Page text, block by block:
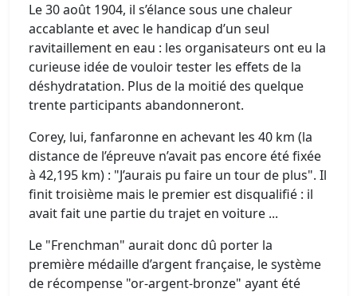
Le 30 août 1904, il s’élance sous une chaleur
accablante et avec le handicap d’un seul
ravitaillement en eau : les organisateurs ont eu la
curieuse idée de vouloir tester les effets de la
déshydratation. Plus de la moitié des quelque
trente participants abandonneront.
Corey, lui, fanfaronne en achevant les 40 km (la
distance de l’épreuve n’avait pas encore été fixée
à 42,195 km) : "J’aurais pu faire un tour de plus". Il
finit troisième mais le premier est disqualifié : il
avait fait une partie du trajet en voiture ...
Le "Frenchman" aurait donc dû porter la
première médaille d’argent française, le système
de récompense "or-argent-bronze" ayant été